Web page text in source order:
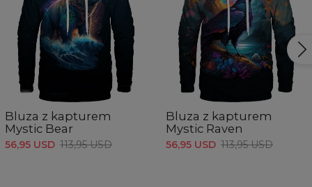
Bluza z kapturem
Mystic Bear
56,95 USD 113,95 USD
Bluza z kapturem
Mystic Raven
56,95 USD 113,95 USD